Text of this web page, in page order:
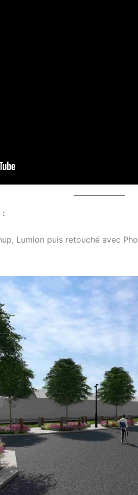
:
Lumion puis retouché avec